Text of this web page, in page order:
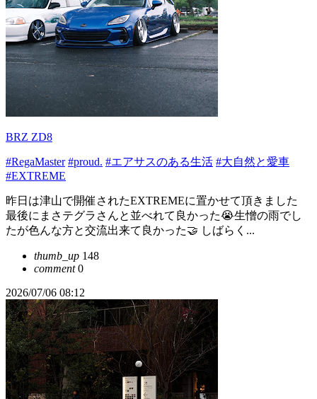
BRZ ZD8
#RegaMaster #proud. #エアサスのある生活 #大自然と愛車
#EXTREME
昨日は津山で開催されたEXTREMEに置かせて頂きました
最後にまさテグラさんと並べれて良かった😭生憎の雨でし
たが色んな方と交流出来て良かった🤝 しばらく...
thumb_up 148
comment0
2026/07/06 08:12